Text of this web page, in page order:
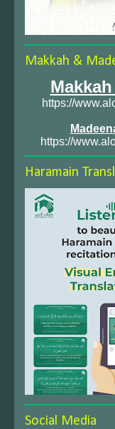
Makkah &
https://
https://
Haramain
Social Media